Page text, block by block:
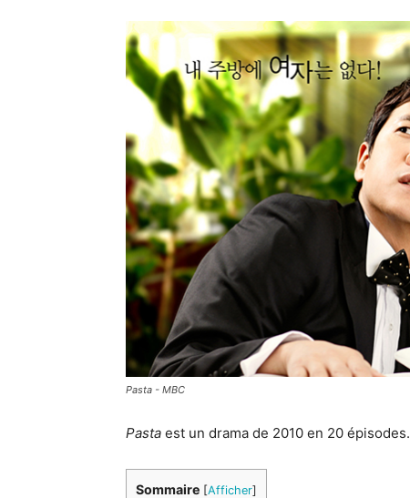
Pasta - MBC
Pasta est un drama de 2010 en 20 épisodes.
Sommaire [Afficher]